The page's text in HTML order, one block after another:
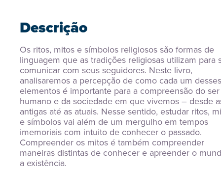
Descrição
Os ritos, mitos e símbolos religiosos são formas de
linguagem que as tradições religiosas utilizam para
comunicar com seus seguidores. Neste livro,
analisaremos a percepção de como cada um desses
elementos é importante para a compreensão do ser
humano e da sociedade em que vivemos – desde
antigas até as atuais. Nesse sentido, estudar ritos,
e símbolos vai além de um mergulho em tempos
imemoriais com intuito de conhecer o passado.
Compreender os mitos é também compreender
maneiras distintas de conhecer e apreender o
a existência.